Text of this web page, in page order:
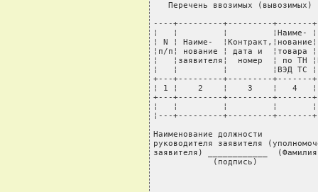
Перечень ввозимых (вывозимых)
----+---------+---------
¦   ¦         ¦         ¦Наиме- ¦
¦ N ¦ Наиме-
¦п/п¦ нование ¦ дата и
¦   ¦заявителя¦  номер  ¦ по ТН
¦   ¦         ¦         ¦ВЭД ТС ¦
+---+---------+---------
¦ 1 ¦    2    ¦    3    ¦   4
+---+---------+---------
¦   ¦         ¦         ¦
¦---+---------+---------
Наименование должности
руководителя заявителя
заявителя) ____________
(подпись)